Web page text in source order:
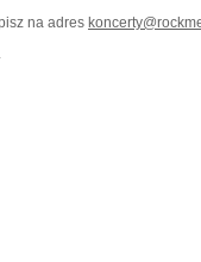
na adres koncerty@